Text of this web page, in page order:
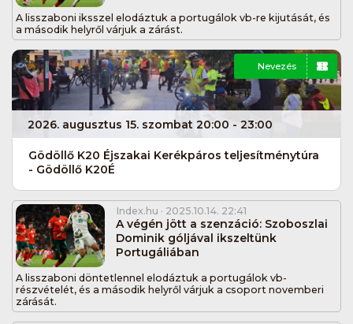
A lisszaboni iksszel elodáztuk a portugálok vb-re kijutását, és
a második helyről várjuk a zárást.
Nevezés
2026. augusztus 15. szombat 20:00 - 23:00
Gödöllő K20 Éjszakai Kerékpáros teljesítménytúra
- Gödöllő K20É
Index.hu · 2025.10.14. 22:41
A végén jött a szenzáció: Szoboszlai
Dominik góljával ikszeltünk
Portugáliában
A lisszaboni döntetlennel elodáztuk a portugálok vb-
részvételét, és a második helyről várjuk a csoport novemberi
zárását.